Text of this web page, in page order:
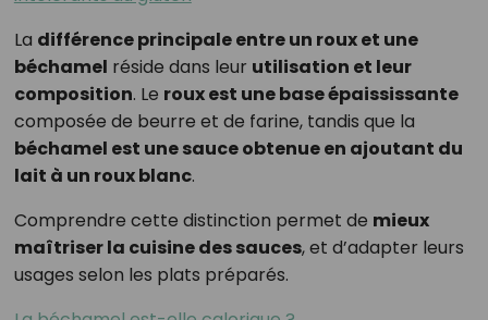
La différence principale entre un roux et une
béchamel réside dans leur utilisation et leur
composition. Le roux est une base épaississante
composée de beurre et de farine, tandis que la
béchamel est une sauce obtenue en ajoutant du
lait à un roux blanc.
Comprendre cette distinction permet de mieux
maîtriser la cuisine des sauces, et d’adapter leurs
usages selon les plats préparés.